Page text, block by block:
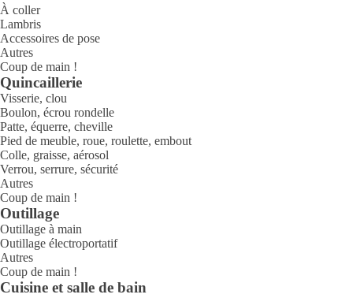
À coller
Lambris
Accessoires de pose
Autres
Coup de main !
Quincaillerie
Visserie, clou
Boulon, écrou rondelle
Patte, équerre, cheville
Pied de meuble, roue, roulette, embout
Colle, graisse, aérosol
Verrou, serrure, sécurité
Autres
Coup de main !
Outillage
Outillage à main
Outillage électroportatif
Autres
Coup de main !
Cuisine et salle de bain